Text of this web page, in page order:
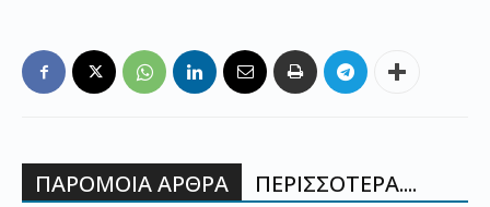
ΠΑΡΟΜΟΙΑ ΑΡΘΡΑ ΠΕΡΙΣΣΟΤΕΡΑ....